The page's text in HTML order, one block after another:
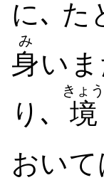
に､ た
身
み
い
り､
境
きょう
おいて